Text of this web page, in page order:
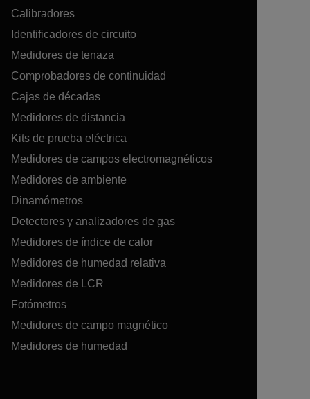
Calibradores
Identificadores de circuito
Medidores de tenaza
Comprobadores de continuidad
Cajas de décadas
Medidores de distancia
Kits de prueba eléctrica
Medidores de campos electromagnéticos
Medidores de ambiente
Dinamómetros
Detectores y analizadores de gas
Medidores de índice de calor
Medidores de humedad relativa
Medidores de LCR
Fotómetros
Medidores de campo magnético
Medidores de humedad